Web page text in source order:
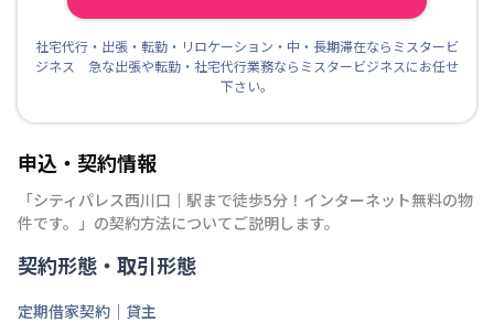
社宅代行・出張・転勤・リロケーション・中・長期滞在ならミスタービ
ジネス 急な出張や転勤・社宅代行業務ならミスタービジネスにお任せ
下さい。
申込・契約情報
「シティパレス西川口｜駅まで徒歩5分！インターネット無料の物
件です。
」の契約方法についてご説明します。
契約形態・取引形態
定期借家契約｜貸主